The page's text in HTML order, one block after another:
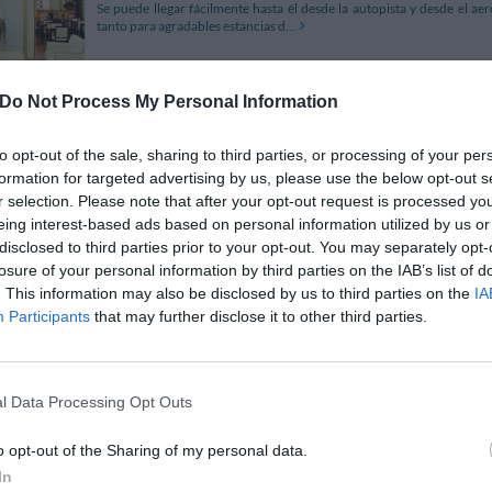
Do Not Process My Personal Information
opt-out of the sale, sharing to third parties, or processing of your
for targeted advertising by us, please use the below opt-out
selection. Please note that after your opt-out request is processed
interest-based ads based on personal information utilized by us
to third parties prior to your opt-out. You may separately
of your personal information by third parties on the IAB’s list of
This information may also be disclosed by us to third parties on the
Participants that may further disclose it to other third parties.
Data Processing Opt Outs
opt-out of the Sharing of my personal data.
Se puede llegar fácilmente hasta él desde la autopista y desde el
tanto para agradables estancias d...
Via Cappello 23, Verona
Mapa
Il Sogno di Giuletta se encuentra en Verona, en el patio interior
garantiza a sus clientes la posibilidad de contemplar en exclusiva el
la noche, y disfrutar de la mágica...
El Hotel Brandoli se encuentra en Montorio, a 4 km del centro de
transporte público. El hotel se alza en un pequeño suburbio